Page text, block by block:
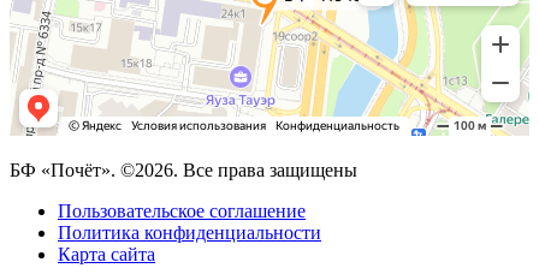
БФ «Почёт». ©2026. Все права защищены
Пользовательское соглашение
Политика конфиденциальности
Карта сайта